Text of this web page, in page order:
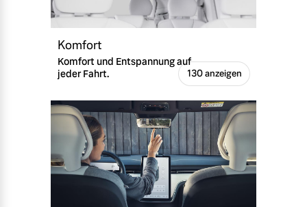
Komfort
Komfort und Entspannung auf
jeder Fahrt.
130 anzeigen